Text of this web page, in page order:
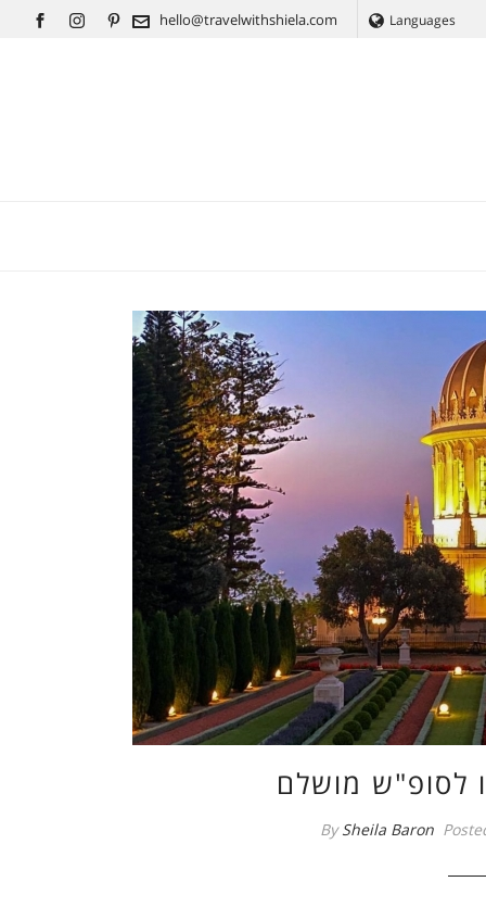
hello@travelwithshiela.com Languages
לסופ"ש מושלם
BySheila Baron